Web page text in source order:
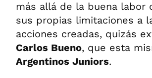
más allá de la buena labor
sus propias limitaciones a
acciones creadas, quizás
Carlos Bueno, que esta
Argentinos Juniors.